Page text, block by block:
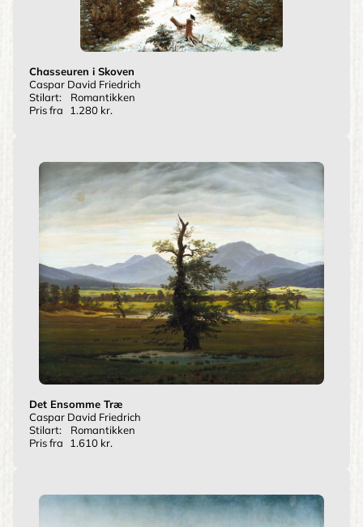
Chasseuren i Skoven
Caspar David Friedrich
Stilart:
Romantikken
Pris fra
1.280 kr.
Det Ensomme Træ
Caspar David Friedrich
Stilart:
Romantikken
Pris fra
1.610 kr.